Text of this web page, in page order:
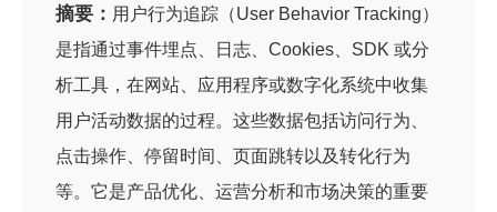
摘要： 用户行为追踪（User Behavior Tracking）
是指通过事件埋点、日志、Cookies、SDK 或分
析工具，在网站、应用程序或数字化系统中收集
用户活动数据的过程。这些数据包括访问行为、
点击操作、停留时间、页面跳转以及转化行为
等。它是产品优化、运营分析和市场决策的重要